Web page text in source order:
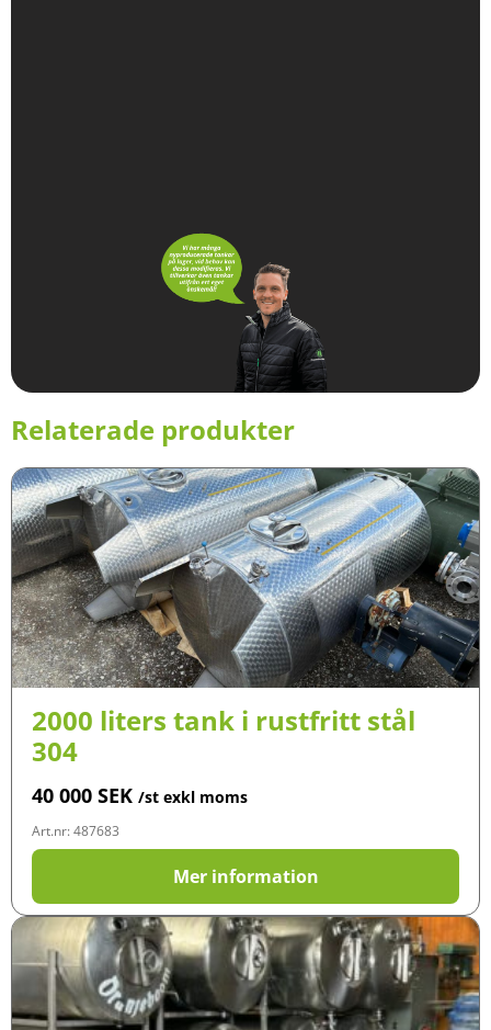
Relaterade produkter
2000 liters tank i rustfritt stål
304
40 000 SEK /st exkl moms
Art.nr: 487683
Mer information